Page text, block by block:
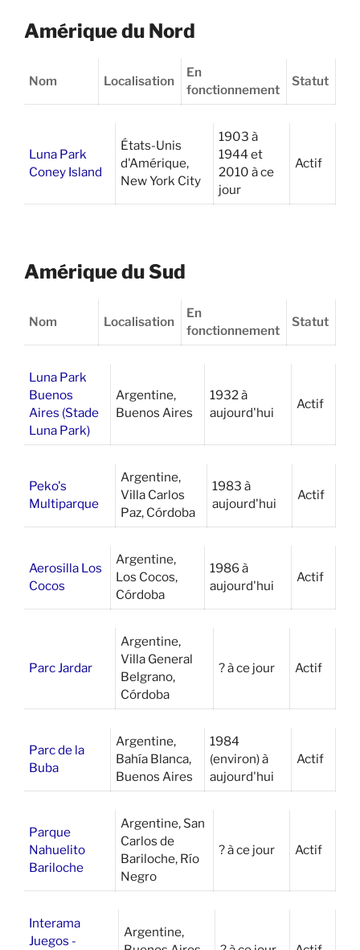
Amérique du Nord
Nom Localisation
En
fonctionnement
Statut
Luna Park
Coney Island
États-Unis
d'Amérique,
New York City
1903 à
1944 et
2010 à ce
jour
Actif
Amérique du Sud
Nom Localisation
En
fonctionnement
Statut
Luna Park
Buenos
Aires (Stade
Luna Park)
Argentine,
Buenos Aires
1932 à
aujourd'hui
Actif
Peko's
Multiparque
Argentine,
Villa Carlos
Paz, Córdoba
1983 à
aujourd'hui
Actif
Aerosilla Los
Cocos
Argentine,
Los Cocos,
Córdoba
1986 à
aujourd'hui
Actif
Parc Jardar
Argentine,
Villa General
Belgrano,
Córdoba
? à ce jour Actif
Parc de la
Buba
Argentine,
Bahía Blanca,
Buenos Aires
1984
(environ) à
aujourd'hui
Actif
Parque
Nahuelito
Bariloche
Argentine, San
Carlos de
Bariloche, Río
Negro
? à ce jour Actif
Interama
Juegos -
Argentine,